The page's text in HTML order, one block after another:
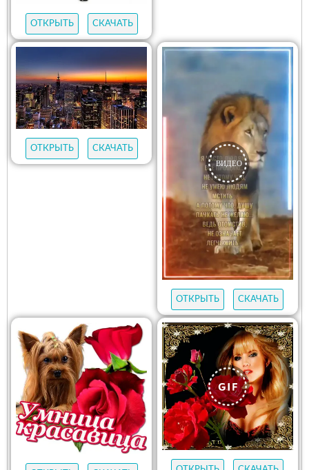
ОТКРЫТЬ СКАЧАТЬ
ОТКРЫТЬ СКАЧАТЬ
ОТКРЫТЬ СКАЧАТЬ